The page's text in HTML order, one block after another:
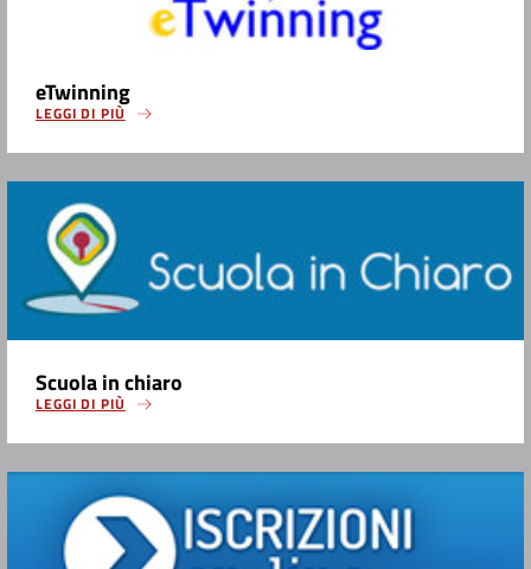
eTwinning
LEGGI DI PIÙ
Scuola in chiaro
LEGGI DI PIÙ